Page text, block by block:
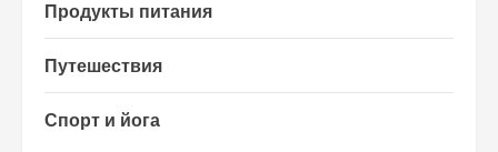
Продукты питания
Путешествия
Спорт и йога